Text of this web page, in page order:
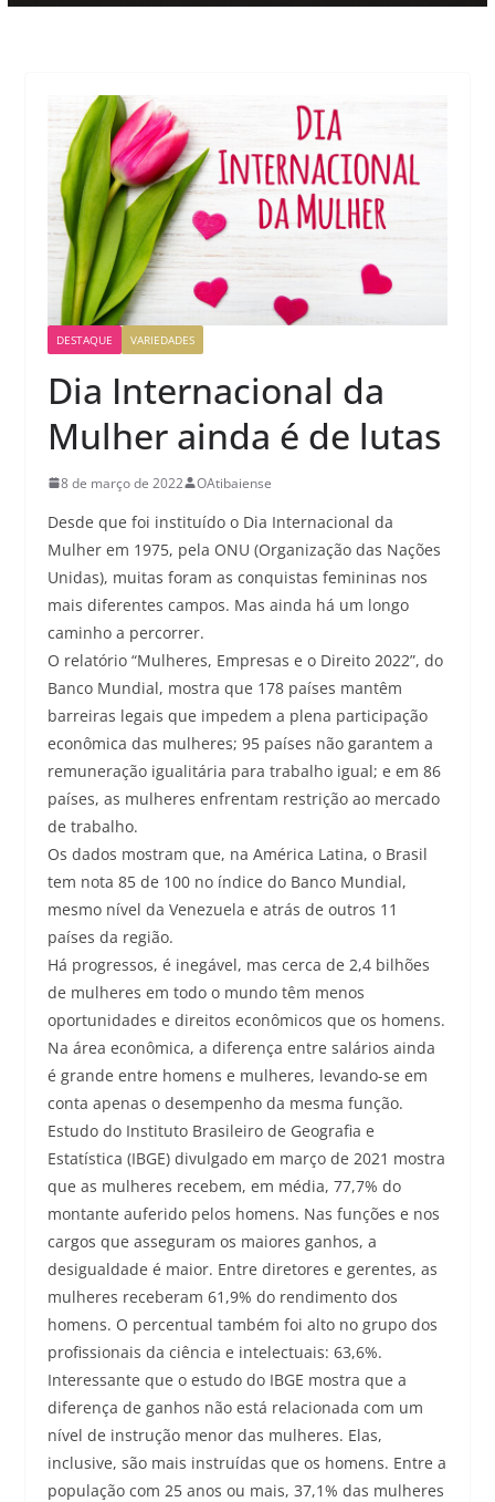
DESTAQUE VARIEDADES
Dia Internacional da
Mulher ainda é de lutas
8 de março de 2022 OAtibaiense
Desde que foi instituído o Dia Internacional da
Mulher em 1975, pela ONU (Organização das Nações
Unidas), muitas foram as conquistas femininas nos
mais diferentes campos. Mas ainda há um longo
caminho a percorrer.
O relatório “Mulheres, Empresas e o Direito 2022”, do
Banco Mundial, mostra que 178 países mantêm
barreiras legais que impedem a plena participação
econômica das mulheres; 95 países não garantem a
remuneração igualitária para trabalho igual; e em 86
países, as mulheres enfrentam restrição ao mercado
de trabalho.
Os dados mostram que, na América Latina, o Brasil
tem nota 85 de 100 no índice do Banco Mundial,
mesmo nível da Venezuela e atrás de outros 11
países da região.
Há progressos, é inegável, mas cerca de 2,4 bilhões
de mulheres em todo o mundo têm menos
oportunidades e direitos econômicos que os homens.
Na área econômica, a diferença entre salários ainda
é grande entre homens e mulheres, levando-se em
conta apenas o desempenho da mesma função.
Estudo do Instituto Brasileiro de Geografia e
Estatística (IBGE) divulgado em março de 2021 mostra
que as mulheres recebem, em média, 77,7% do
montante auferido pelos homens. Nas funções e nos
cargos que asseguram os maiores ganhos, a
desigualdade é maior. Entre diretores e gerentes, as
mulheres receberam 61,9% do rendimento dos
homens. O percentual também foi alto no grupo dos
profissionais da ciência e intelectuais: 63,6%.
Interessante que o estudo do IBGE mostra que a
diferença de ganhos não está relacionada com um
nível de instrução menor das mulheres. Elas,
inclusive, são mais instruídas que os homens. Entre a
população com 25 anos ou mais, 37,1% das mulheres